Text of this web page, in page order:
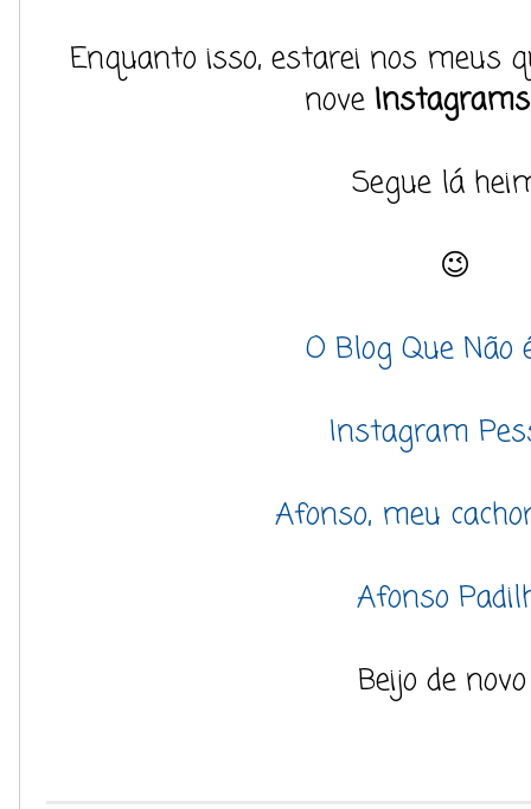
Enquanto isso, estarei nos meus
nove Instagrams
Segue lá
😉
O Blog Que Não
Instagram
Afonso, meu
Afonso
Beijo de